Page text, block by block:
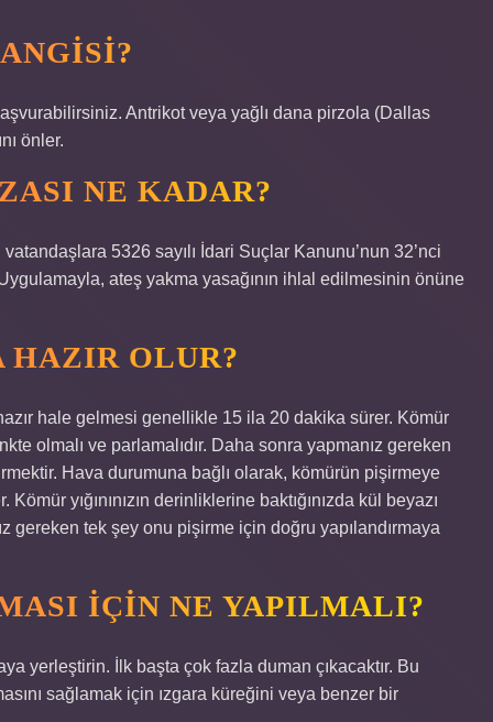
Antrikot veya yağlı dana pirzola (Dallas
önler.
NE KADAR?
5326 sayılı İdari Suçlar Kanunu’nun 32’nci
ateş yakma yasağının ihlal edilmesinin önüne
OLUR?
hale gelmesi genellikle 15 ila 20 dakika sürer. Kömür
olmalı ve parlamalıdır. Daha sonra yapmanız gereken
Hava durumuna bağlı olarak, kömürün pişirmeye
yığınınızın derinliklerine baktığınızda kül beyazı
gereken tek şey onu pişirme için doğru yapılandırmaya
IÇIN NE YAPILMALI?
yerleştirin. İlk başta çok fazla duman çıkacaktır. Bu
sağlamak için ızgara küreğini veya benzer bir